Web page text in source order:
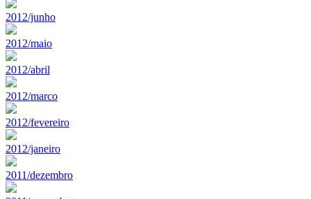
2012/junho
2012/maio
2012/abril
2012/marco
2012/fevereiro
2012/janeiro
2011/dezembro